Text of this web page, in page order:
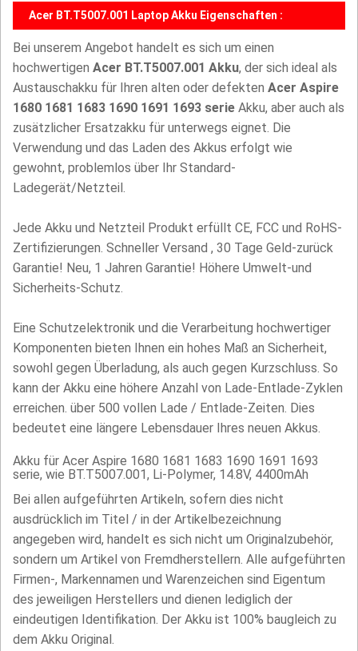
Acer BT.T5007.001 Laptop Akku Eigenschaften :
Bei unserem Angebot handelt es sich um einen
hochwertigen Acer BT.T5007.001 Akku, der sich ideal als
Austauschakku für Ihren alten oder defekten Acer Aspire
1680 1681 1683 1690 1691 1693 serie Akku, aber auch als
zusätzlicher Ersatzakku für unterwegs eignet. Die
Verwendung und das Laden des Akkus erfolgt wie
gewohnt, problemlos über Ihr Standard-
Ladegerät/Netzteil.
Jede Akku und Netzteil Produkt erfüllt CE, FCC und RoHS-
Zertifizierungen. Schneller Versand , 30 Tage Geld-zurück
Garantie! Neu, 1 Jahren Garantie! Höhere Umwelt-und
Sicherheits-Schutz.
Eine Schutzelektronik und die Verarbeitung hochwertiger
Komponenten bieten Ihnen ein hohes Maß an Sicherheit,
sowohl gegen Überladung, als auch gegen Kurzschluss. So
kann der Akku eine höhere Anzahl von Lade-Entlade-Zyklen
erreichen. über 500 vollen Lade / Entlade-Zeiten. Dies
bedeutet eine längere Lebensdauer Ihres neuen Akkus.
Akku für Acer Aspire 1680 1681 1683 1690 1691 1693
serie, wie BT.T5007.001, Li-Polymer, 14.8V, 4400mAh
Bei allen aufgeführten Artikeln, sofern dies nicht
ausdrücklich im Titel / in der Artikelbezeichnung
angegeben wird, handelt es sich nicht um Originalzubehör,
sondern um Artikel von Fremdherstellern. Alle aufgeführten
Firmen-, Markennamen und Warenzeichen sind Eigentum
des jeweiligen Herstellers und dienen lediglich der
eindeutigen Identifikation. Der Akku ist 100% baugleich zu
dem Akku Original.